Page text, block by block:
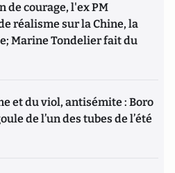
de courage, l'ex PM
réalisme sur la Chine, la
Marine Tondelier fait du
et du viol, antisémite : Boro
de l’un des tubes de l’été